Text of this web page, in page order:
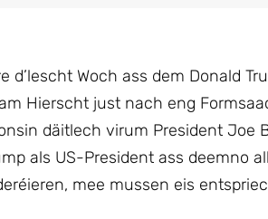
d’lescht Woch ass dem Donald
Hierscht just nach eng
däitlech virum President
als US-President ass deemno
mee mussen eis